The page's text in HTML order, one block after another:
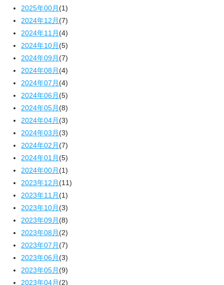
2025年00月(1)
2024年12月(7)
2024年11月(4)
2024年10月(5)
2024年09月(7)
2024年08月(4)
2024年07月(4)
2024年06月(5)
2024年05月(8)
2024年04月(3)
2024年03月(3)
2024年02月(7)
2024年01月(5)
2024年00月(1)
2023年12月(11)
2023年11月(1)
2023年10月(3)
2023年09月(8)
2023年08月(2)
2023年07月(7)
2023年06月(3)
2023年05月(9)
2023年04月(2)